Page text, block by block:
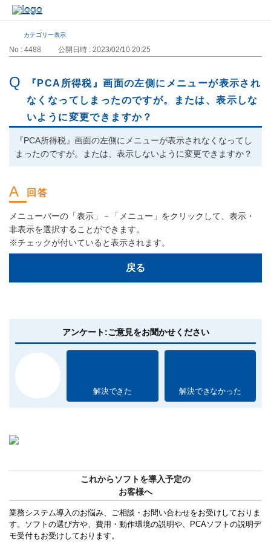
カテゴリー表示
No : 4488 公開日時 : 2023/02/10 20:25
『PCA所得税』画面の左側にメニューが表示され
なくなってしまったのですが。または、表示しな
いように変更できますか？
『PCA所得税』画面の左側にメニューが表示されなくなってし
まったのですが。または、表示しないように変更できますか？
メニューバーの「表示」－「メニュー」をクリックして、表示・
非表示を選択することができます。
※チェックが付いていると表示されます。
戻る
アンケート:ご意見をお聞かせください
解決できた 解決できなかった
これからソフトを導入予定の
お客様へ
業務システム導入のお悩み、ご相談・お問い合わせをお受けしておりま
す。ソフトの選び方や、費用・動作環境の説明や、PCAソフトの説明デ
モ受付もお受けしております。